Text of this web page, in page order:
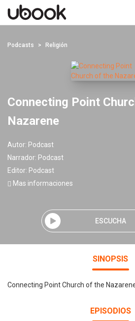
Podcasts Religión
Connecting Point
Nazarene
Autor: Podcast
Narrador: Podcast
Editor: Podcast
Mas informaciones
ESCUCHA
SINOPSIS
Connecting Point Church of the
EPISODIOS